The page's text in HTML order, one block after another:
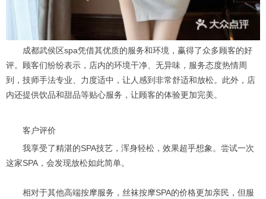
成都武侯区spa凭借其优质的服务和环境，赢得了众多顾客的好
评。顾客们纷纷表示，店内的环境干净、无异味，服务态度热情周
到，技师手法专业、力度适中，让人感到非常舒适和放松。此外，店
内还提供饮品和甜品等贴心服务，让顾客的体验更加完美。
客户评价
我享受了精湛的SPA技艺，浑身轻松，效果超乎想象。尝试一次
这家SPA，会发现放松如此简单。
相对于其他高端按摩服务，丝袜按摩SPA的价格更加亲民，但服